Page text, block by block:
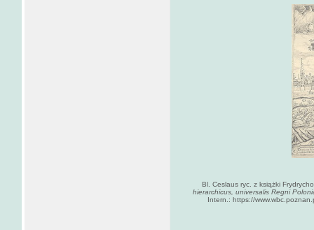
Bl. Ceslaus ryc. z książki
hierarchicus, universalis Regni
Intern.: https://